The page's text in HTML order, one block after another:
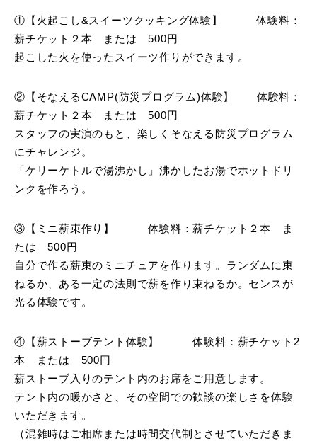
①【火起こし&スイーツクッキング体験】 体験料：
薪チケット２本 または 500円
起こした火を使ったスイーツ作りができます。
②【そなえるCAMP(防災プログラム)体験】 体験料：
薪チケット２本 または 500円
スタッフの実演のもと、楽しくそなえる防災プログラム
にチャレンジ。
「ケリーケトルで湯沸かし」沸かしたお湯でホットドリ
ンクを作ろう。
③【ミニ薪束作り】 体験料：薪チケット２本 ま
たは 500円
自分で作る薪束のミニチュアを作ります。ランダムに束
ねるか、ある一定の法則で薪を作り束ねるか。センスが
光る体験です。
④【薪ストーブテント体験】 体験料：薪チケット2
本 または 500円
薪ストーブ入りのテント内のお席をご用意します。
テント内の暖かさと、その空間での歓談の楽しさを体験
いただきます。
（混雑時はご相席または時間交代制とさせていただきま